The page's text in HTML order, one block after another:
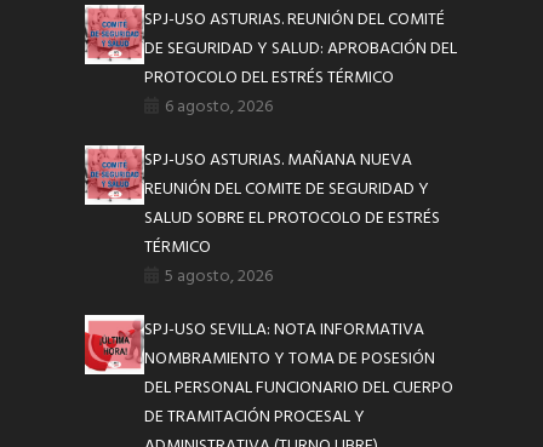
SPJ-USO ASTURIAS. REUNIÓN DEL COMITÉ
DE SEGURIDAD Y SALUD: APROBACIÓN DEL
PROTOCOLO DEL ESTRÉS TÉRMICO
6 agosto, 2026
SPJ-USO ASTURIAS. MAÑANA NUEVA
REUNIÓN DEL COMITE DE SEGURIDAD Y
SALUD SOBRE EL PROTOCOLO DE ESTRÉS
TÉRMICO
5 agosto, 2026
SPJ-USO SEVILLA: NOTA INFORMATIVA
NOMBRAMIENTO Y TOMA DE POSESIÓN
DEL PERSONAL FUNCIONARIO DEL CUERPO
DE TRAMITACIÓN PROCESAL Y